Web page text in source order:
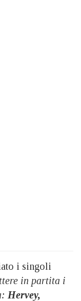
i singoli
in partita i
Hervey,